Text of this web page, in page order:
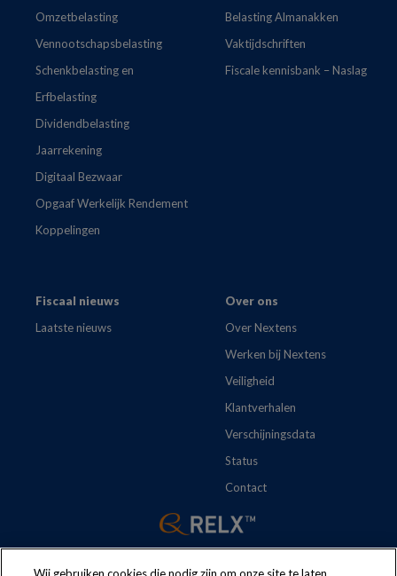
Omzetbelasting
Vennootschapsbelasting
Schenkbelasting en
Erfbelasting
Dividendbelasting
Jaarrekening
Digitaal Bezwaar
Opgaaf Werkelijk Rendement
Koppelingen
Belasting Almanakken
Vaktijdschriften
Fiscale kennisbank – Naslag
Fiscaal nieuws
Laatste nieuws
Over ons
Over Nextens
Werken bij Nextens
Veiligheid
Klantverhalen
Verschijningsdata
Status
Contact